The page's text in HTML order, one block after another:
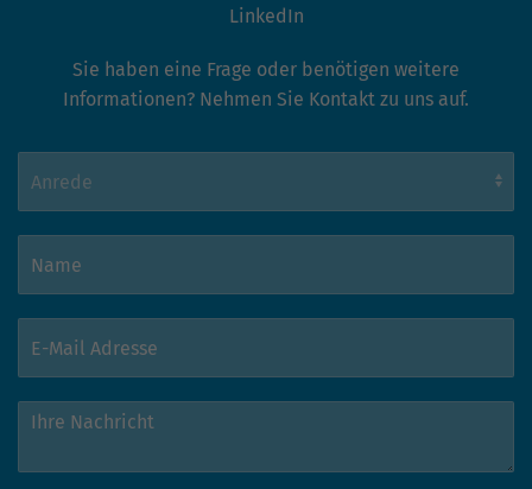
LinkedIn
Sie haben eine Frage oder benötigen weitere
Informationen? Nehmen Sie Kontakt zu uns auf.